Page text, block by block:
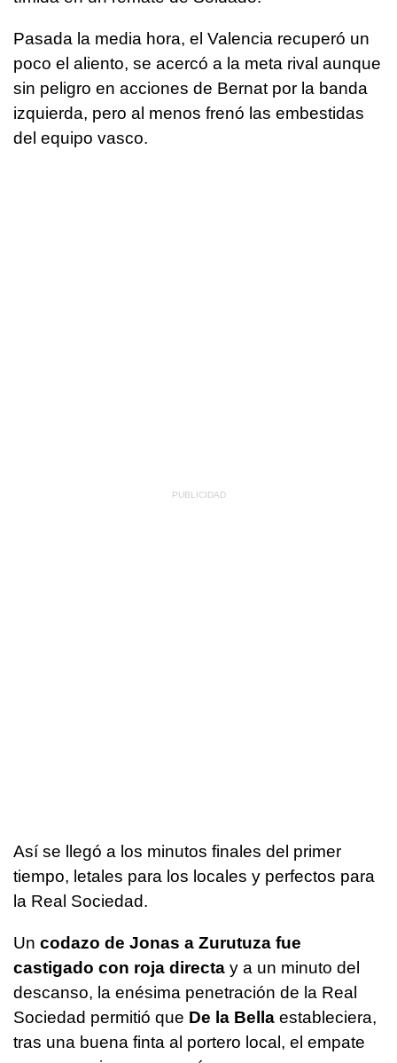
Pasada la media hora, el Valencia recuperó un
poco el aliento, se acercó a la meta rival aunque
sin peligro en acciones de Bernat por la banda
izquierda, pero al menos frenó las embestidas
del equipo vasco.
Así se llegó a los minutos finales del primer
tiempo, letales para los locales y perfectos para
la Real Sociedad.
Un codazo de Jonas a Zurutuza fue
castigado con roja directa y a un minuto del
descanso, la enésima penetración de la Real
Sociedad permitió que De la Bella estableciera,
tras una buena finta al portero local, el empate